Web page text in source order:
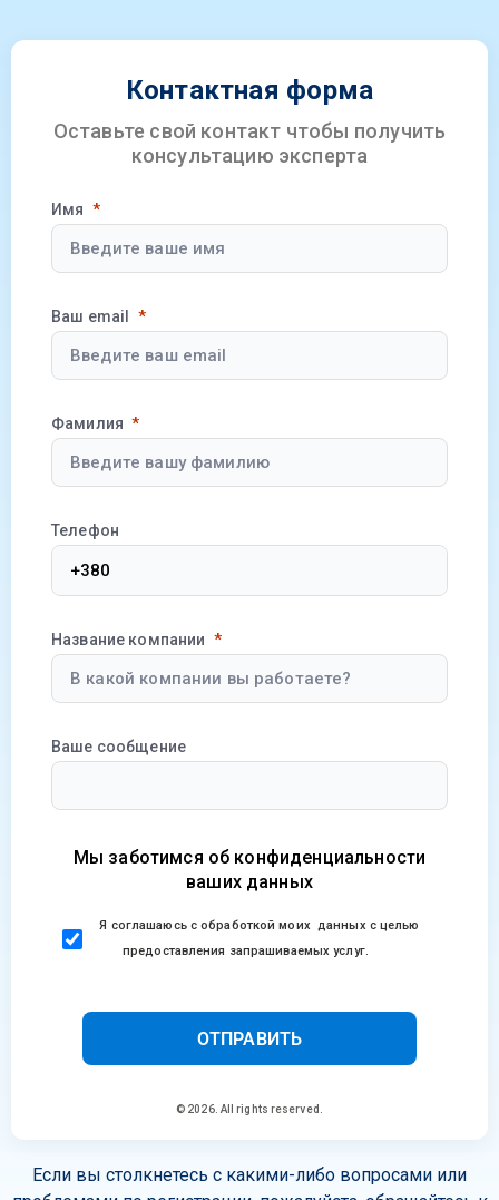
Контактная форма
Оставьте свой контакт чтобы получить
консультацию эксперта
Имя
Ваш email
Фамилия
Телефон
Название компании
Ваше сообщение
Мы заботимся об конфиденциальности
ваших данных
Я соглашаюсь с обработкой моих данных с целью
предоставления запрашиваемых услуг.
ОТПРАВИТЬ
© 2026. All rights reserved.
Если вы столкнетесь с какими-либо вопросами или